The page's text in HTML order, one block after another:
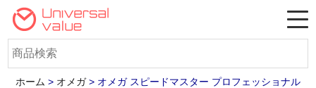
ホーム > オメガ> オメガ スピードマスター プロフェッショナル